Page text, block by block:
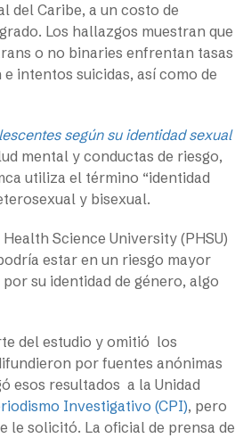
del Caribe, a un costo de
Los hallazgos muestran que
o no binaries enfrentan tasas
intentos suicidas, así como de
según su identidad sexual
mental y conductas de riesgo,
utiliza el término “identidad
y bisexual.
Science University (PHSU)
estar en un riesgo mayor
su identidad de género, algo
del estudio y omitió los
por fuentes anónimas
esos resultados a la Unidad
Investigativo (CPI), pero
le solicitó. La oficial de prensa de